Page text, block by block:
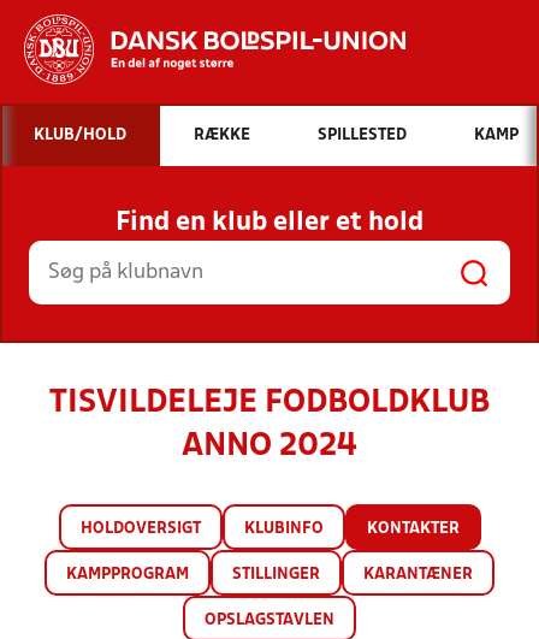
Hvad vil du søge efter?
INDHOLD OG NYHEDER
STILLINGER, RESULTATER, KLUBBER OG
HOLD
KLUB/HOLD RÆKKE SPILLESTED KAMP
Find en klub eller et hold
TISVILDELEJE FODBOLDKLUB
ANNO 2024
HOLDOVERSIGT KLUBINFO KONTAKTER
KAMPPROGRAM STILLINGER KARANTÆNER
OPSLAGSTAVLEN